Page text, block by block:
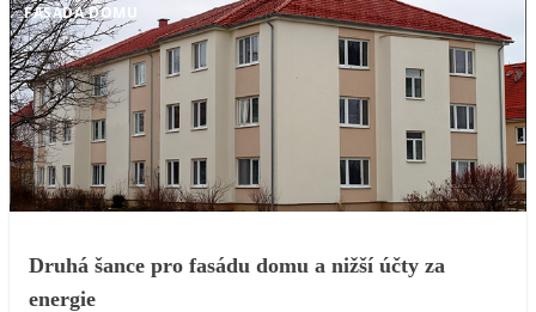
FASÁDA DOMU
Druhá šance pro fasádu domu a nižší účty za
energie